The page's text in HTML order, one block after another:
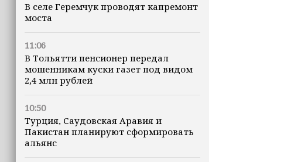
В селе Геремчук проводят капремонт
моста
11:06
В Тольятти пенсионер передал
мошенникам куски газет под видом
2,4 млн рублей
10:50
Турция, Саудовская Аравия и
Пакистан планируют сформировать
альянс